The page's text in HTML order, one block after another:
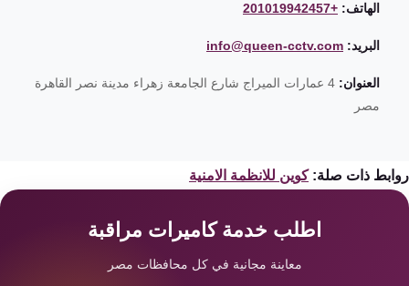
الهاتف: +201019942457
البريد: info@queen-cctv.com
العنوان:
4 عمارات الميراج شارع الجامعة زهراء مدينة نصر القاهرة
مصر
ذات صلة: كوين للانظمة الامنية
اطلب خدمة كاميرات مراقبة
معاينة مجانية في كل محافظات مصر